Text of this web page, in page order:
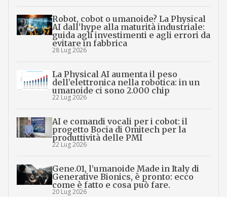
Robot, cobot o umanoide? La Physical
AI dall’hype alla maturità industriale:
guida agli investimenti e agli errori da
evitare in fabbrica
28 Lug 2026
La Physical AI aumenta il peso
dell’elettronica nella robotica: in un
umanoide ci sono 2.000 chip
22 Lug 2026
AI e comandi vocali per i cobot: il
progetto Bocia di Omitech per la
produttività delle PMI
22 Lug 2026
Gene.01, l’umanoide Made in Italy di
Generative Bionics, è pronto: ecco
come è fatto e cosa può fare.
20 Lug 2026